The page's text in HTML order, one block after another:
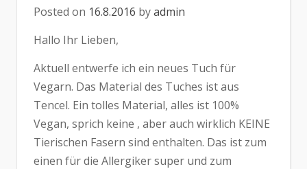
Posted on 16.8.2016 byadmin
Hallo Ihr Lieben,
Aktuell entwerfe ich ein neues Tuch für
Vegarn. Das Material des Tuches ist aus
Tencel. Ein tolles Material, alles ist 100%
Vegan, sprich keine , aber auch wirklich KEINE
Tierischen Fasern sind enthalten. Das ist zum
einen für die Allergiker super und zum